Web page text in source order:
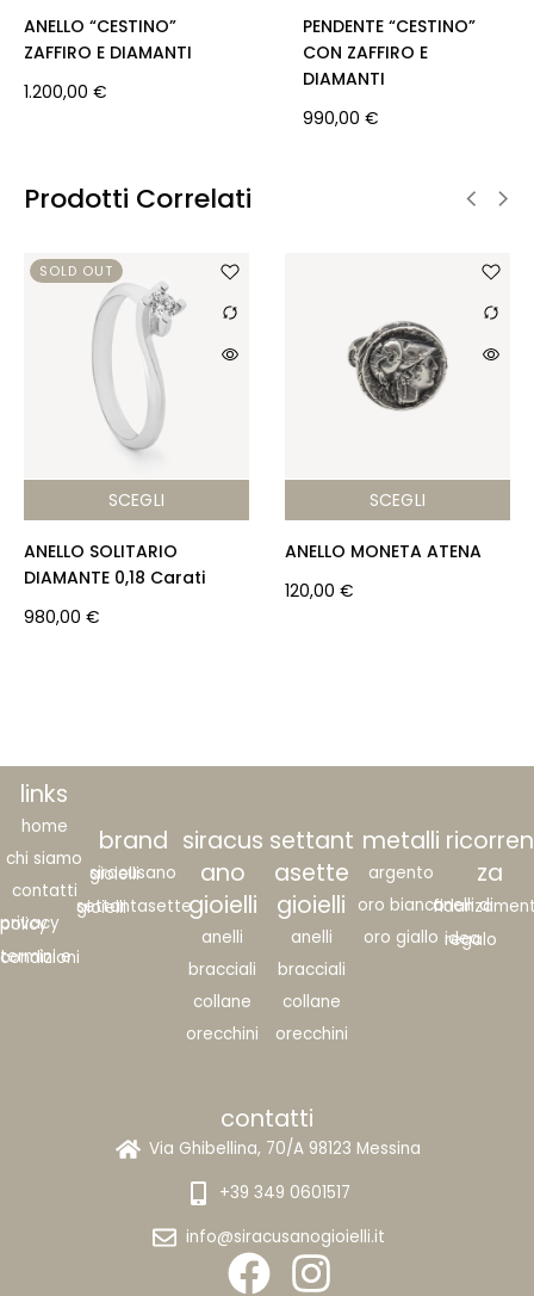
ANELLO “CESTINO”
ZAFFIRO E DIAMANTI
1.200,00 €
PENDENTE “CESTINO”
CON ZAFFIRO E
DIAMANTI
990,00 €
Prodotti Correlati
SOLD OUT
SCEGLI
ANELLO SOLITARIO
DIAMANTE 0,18 Carati
980,00 €
SCEGLI
ANELLO MONETA ATENA
120,00 €
links
home
chi siamo
contatti
privacy policy
termini e condizioni
brand
siracusano gioielli
settantasette gioielli
siracus
ano
gioielli
anelli
bracciali
collane
orecchini
settant
asette
gioielli
anelli
bracciali
collane
orecchini
metalli
argento
oro bianco
oro giallo
ricorren
za
anelli di
idea regalo
contatti
Via Ghibellina, 70/A 98123 Messina
+39 349 0601517
info@siracusanogioielli.it